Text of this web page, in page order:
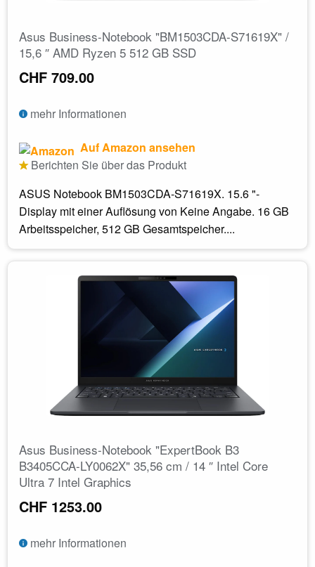
Asus Business-Notebook "BM1503CDA-S71619X" /
15,6 ″ AMD Ryzen 5 512 GB SSD
CHF 709.00
mehr Informationen
Auf Amazon ansehen
Berichten Sie über das Produkt
ASUS Notebook BM1503CDA-S71619X. 15.6 "-
Display mit einer Auflösung von Keine Angabe. 16 GB
Arbeitsspeicher, 512 GB Gesamtspeicher....
Asus Business-Notebook "ExpertBook B3
B3405CCA-LY0062X" 35,56 cm / 14 ″ Intel Core
Ultra 7 Intel Graphics
CHF 1253.00
mehr Informationen